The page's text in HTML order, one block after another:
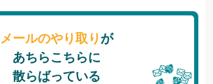
メールのやり取り が
あちらこちらに
散らばっている